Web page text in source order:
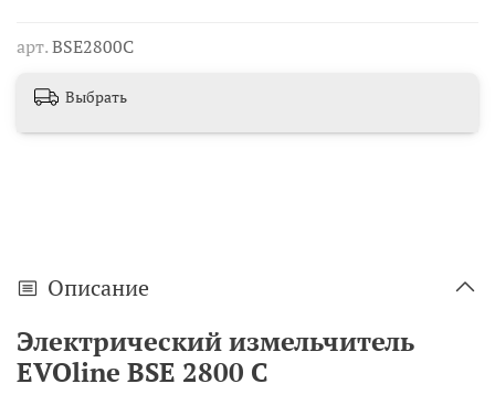
арт.BSE2800C
Выбрать
Описание
Электрический измельчитель
EVOline BSE 2800 C